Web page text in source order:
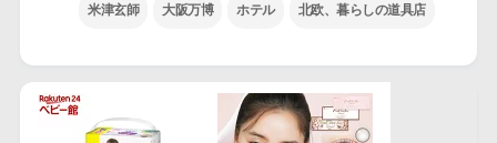
米津玄師 大阪万博 ホテル 北欧、暮らしの道具店